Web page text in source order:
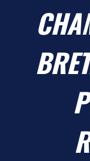
Accueil
Le Club
Actualités